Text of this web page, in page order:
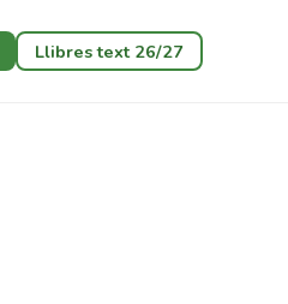
Llibres text 26/27